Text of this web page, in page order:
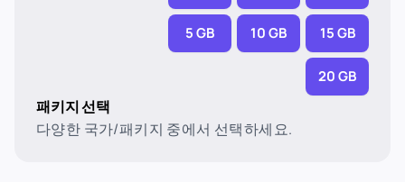
5 GB 10 GB 15 GB
20 GB
패키지 선택
다양한 국가/패키지 중에서 선택하세요.